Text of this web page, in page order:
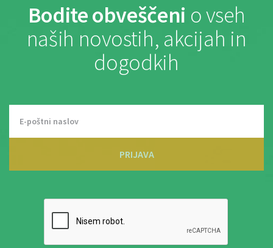
Bodite obveščeni o vseh
naših novostih, akcijah in
dogodkih
PRIJAVA